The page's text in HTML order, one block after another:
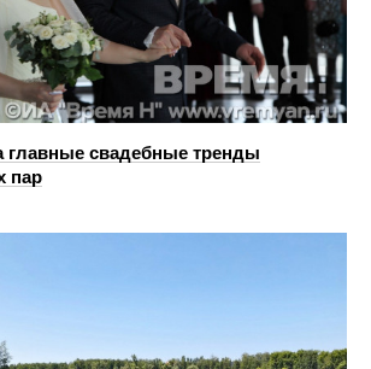
главные свадебные тренды
пар